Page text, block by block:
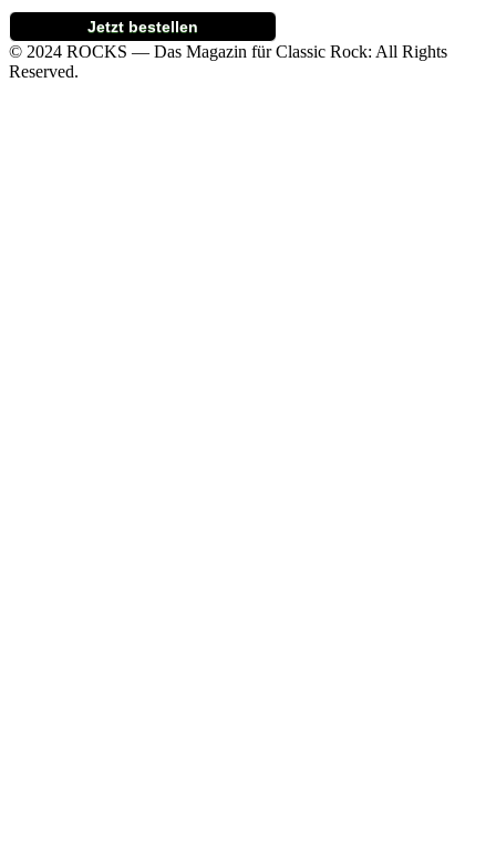
Jetzt bestellen
© 2024 ROCKS — Das Magazin für Classic Rock: All Rights
Reserved.